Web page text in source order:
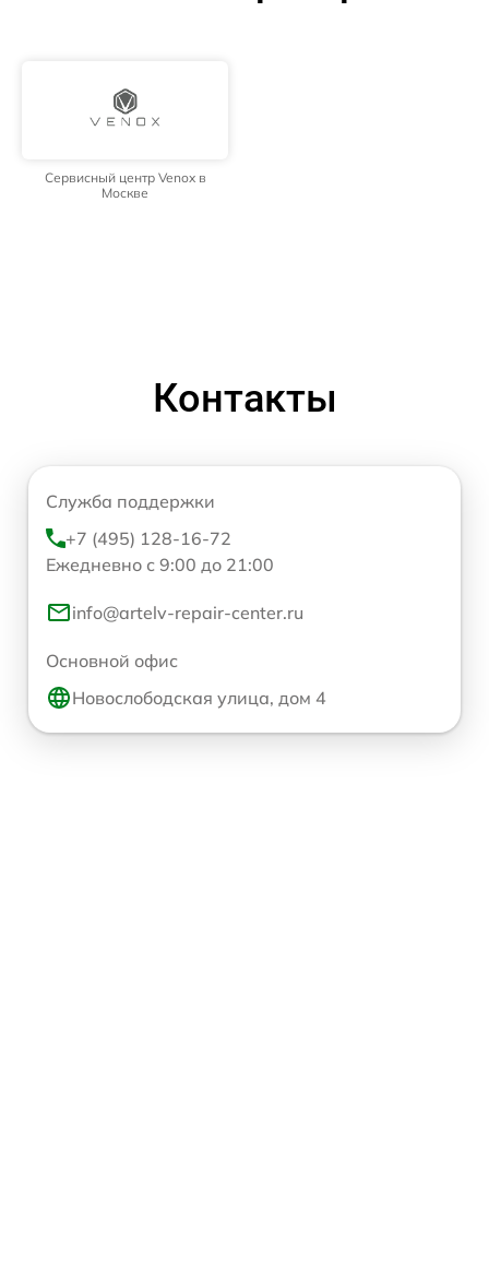
Сервисный центр Venox в
Москве
Контакты
Служба поддержки
+7 (495) 128-16-72
Ежедневно с 9:00 до 21:00
info@artelv-repair-center.ru
Основной офис
Новослободская улица, дом 4